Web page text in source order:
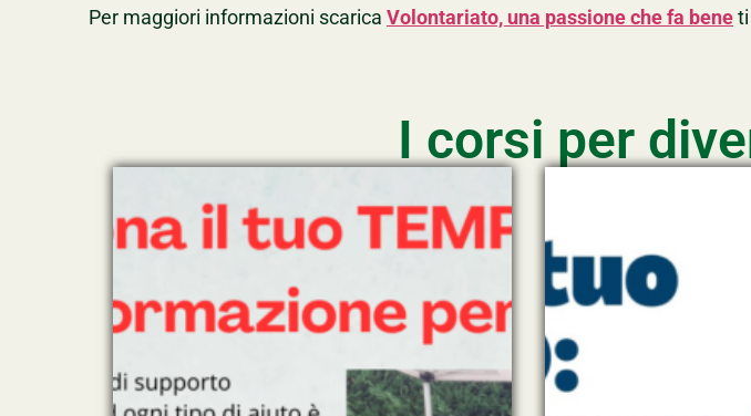
Per maggiori informazioni scarica Volontariato, una passione che fa bene
I corsi per